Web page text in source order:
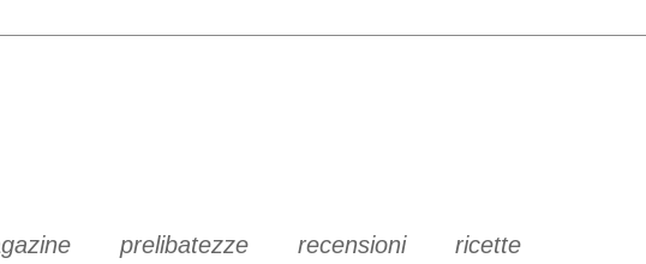
prelibatezze recensioni ricette